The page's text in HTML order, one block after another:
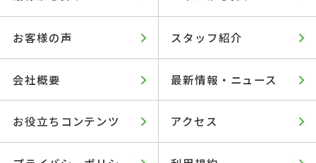
お客様の声 スタッフ紹介
会社概要 最新情報・ニュース
お役立ちコンテンツ アクセス